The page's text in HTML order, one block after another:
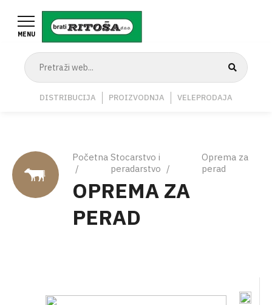
glavni
Navigation
DISTRIBUCIJA PROIZVODNJA VELEPRODAJA
MENU
Breadcrumb
Početna Stocarstvo i
peradarstvo
Oprema za
perad
OPREMA ZA
PERAD